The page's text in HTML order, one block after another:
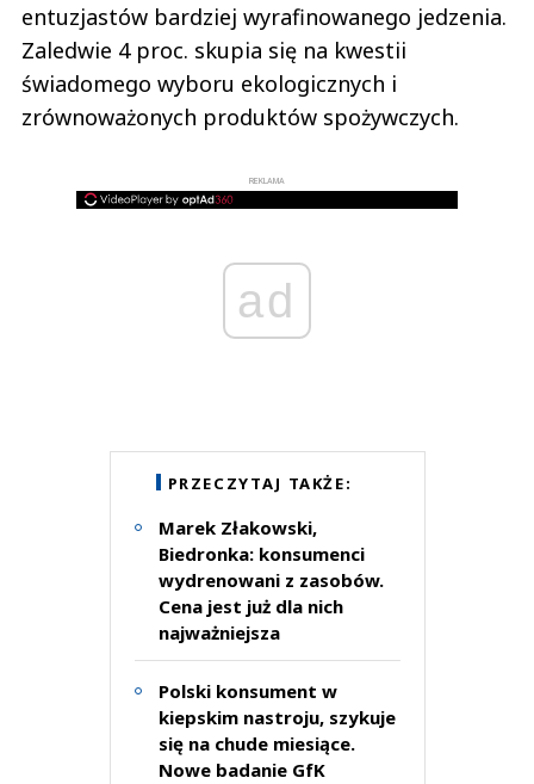
entuzjastów bardziej wyrafinowanego jedzenia.
Zaledwie 4 proc. skupia się na kwestii
świadomego wyboru ekologicznych i
zrównoważonych produktów spożywczych.
REKLAMA
ad
PRZECZYTAJ TAKŻE:
Marek Złakowski,
Biedronka: konsumenci
wydrenowani z zasobów.
Cena jest już dla nich
najważniejsza
Polski konsument w
kiepskim nastroju, szykuje
się na chude miesiące.
Nowe badanie GfK